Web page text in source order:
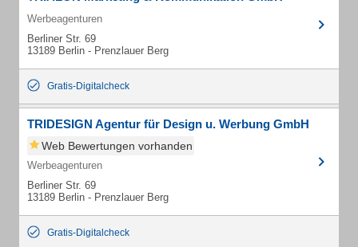
Werbeagenturen
Berliner Str. 69
13189 Berlin - Prenzlauer Berg
Gratis-Digitalcheck
TRIDESIGN Agentur für Design u. Werbung GmbH
Web Bewertungen vorhanden
Werbeagenturen
Berliner Str. 69
13189 Berlin - Prenzlauer Berg
Gratis-Digitalcheck